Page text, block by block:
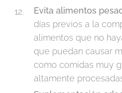
Evita alimentos
días previos a la
alimentos que no
que puedan causar
como comidas muy
altamente